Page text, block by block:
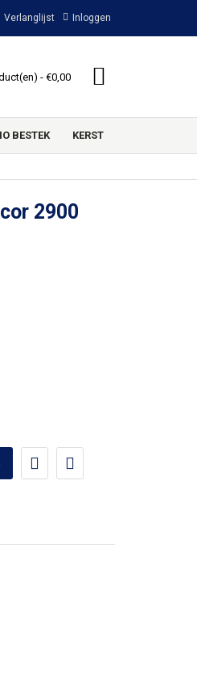
Verlanglijst Inloggen
- €0,00
BESTEK KERST
2900